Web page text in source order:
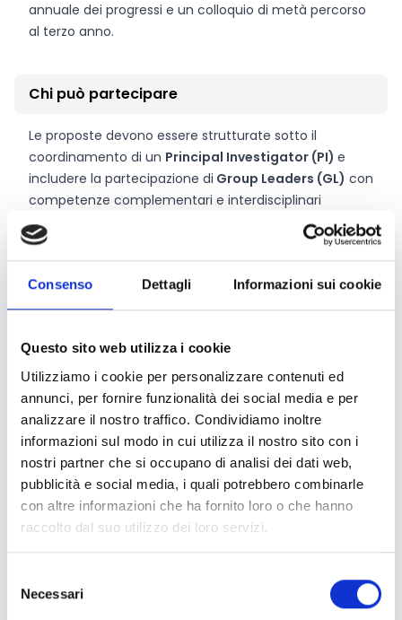
Consenso Dettagli Informazioni sui cookie
Questo sito web utilizza i cookie
Utilizziamo i cookie per personalizzare contenuti ed
annunci, per fornire funzionalità dei social media e per
analizzare il nostro traffico. Condividiamo inoltre
informazioni sul modo in cui utilizza il nostro sito con i
nostri partner che si occupano di analisi dei dati web,
pubblicità e social media, i quali potrebbero combinarle
con altre informazioni che ha fornito loro o che hanno
raccolto dal suo utilizzo dei loro servizi.
delNecessari
annuale dei progressi e un colloquio di metà percorso
al terzo anno.
Chi può partecipare
Le proposte devono essere strutturate sotto il
coordinamento di un Principal Investigator (PI) e
includere la partecipazione di Group Leaders (GL) con
competenze complementari e interdisciplinari
pertinenti alla specifica candidatura. Il PI e i GL
(membri del Programma) devono essere affiliati a e
operare presso istituzioni ospitanti italiane per tutta la
durata dell’intero programma proposto.
È richiesta la figura di unProgram Manager (PM), che
e una comunicazione attiva all’interno del team,
lavorando in stretta collaborazione con il PI e i GL.
Il bando è aperto a proposte provenienti sia da una
singola istituzione sia da più istituzioni, in base alle
esigenze della ricerca proposta. I membri del
Programma devono operare presso istituzioni ospitanti
italiane, ossiaorganizzazioni di ricerca(quali
università, ospedali o altri centri di ricerca),
indipendentemente dal loro status giuridico
indipendente non economica e che si impegnano a